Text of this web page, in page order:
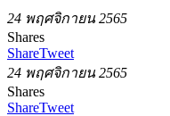
24 พฤศจิกายน 2565
Shares
ShareTweet
24 พฤศจิกายน 2565
Shares
ShareTweet